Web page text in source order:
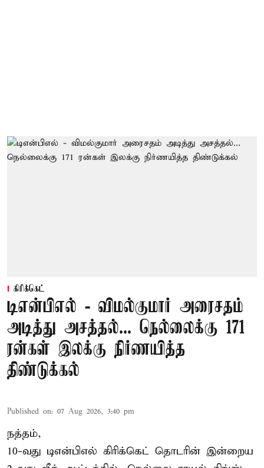
கிரிக்கெட்
டிஎன்பிஎல் - விமல்குமார் அரைசதம்
அடித்து அசத்தல்... நெல்லைக்கு 171
ரன்கள் இலக்கு நிர்ணயித்த
திண்டுக்கல்
Published on: 07 Aug 2026, 3:40 pm
நத்தம்,
10-வது டிஎன்பிஎல் கிரிக்கெட் தொடரின் இன்றைய